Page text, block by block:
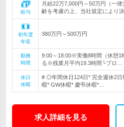
給与
月給22万7,000円～50万円（一
齢を考慮の上、当社規定により
初年度
年収
380万円～500万円
勤務
時間
9:00～18:00※実働8時間（休憩
る※残業月平均19.3時間└プロ…
休日
休暇
# ◎年間休日124日* 完全週休2日
暇* GW休暇* 慶弔休暇*…
求人詳細を見る